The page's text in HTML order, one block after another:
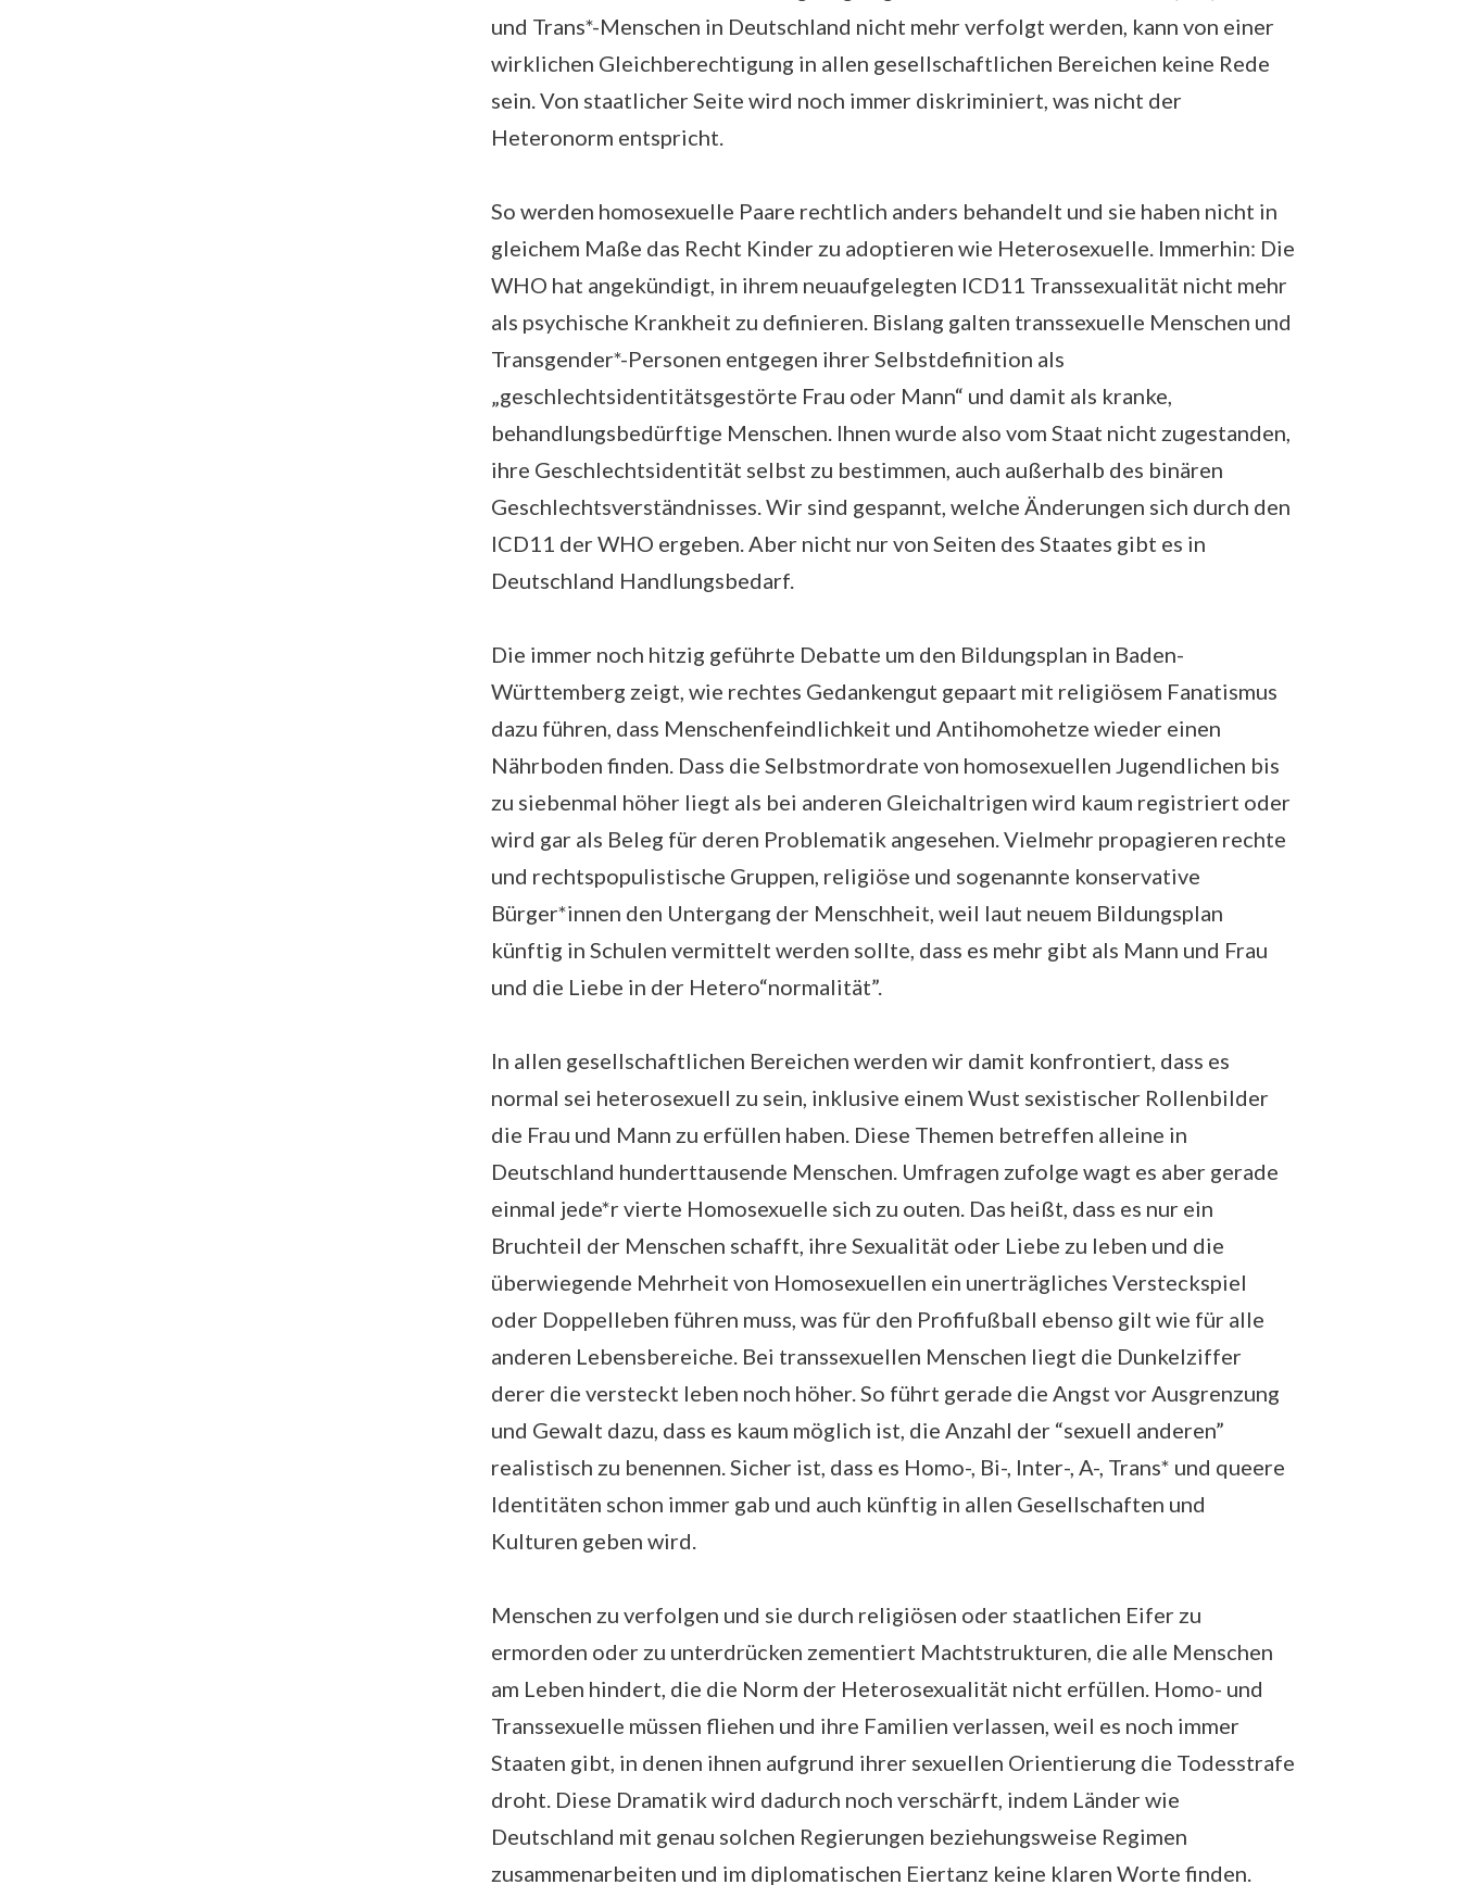
und Trans*-Menschen in Deutschland nicht mehr verfolgt werden, kann von einer
wirklichen Gleichberechtigung in allen gesellschaftlichen Bereichen keine Rede
sein. Von staatlicher Seite wird noch immer diskriminiert, was nicht der
Heteronorm entspricht.
So werden homosexuelle Paare rechtlich anders behandelt und sie haben nicht in
gleichem Maße das Recht Kinder zu adoptieren wie Heterosexuelle. Immerhin: Die
WHO hat angekündigt, in ihrem neuaufgelegten ICD11 Transsexualität nicht mehr
als psychische Krankheit zu definieren. Bislang galten transsexuelle Menschen und
Transgender*-Personen entgegen ihrer Selbstdefinition als
„geschlechtsidentitätsgestörte Frau oder Mann“ und damit als kranke,
behandlungsbedürftige Menschen. Ihnen wurde also vom Staat nicht zugestanden,
ihre Geschlechtsidentität selbst zu bestimmen, auch außerhalb des binären
Geschlechtsverständnisses. Wir sind gespannt, welche Änderungen sich durch den
ICD11 der WHO ergeben. Aber nicht nur von Seiten des Staates gibt es in
Deutschland Handlungsbedarf.
Die immer noch hitzig geführte Debatte um den Bildungsplan in Baden-
Württemberg zeigt, wie rechtes Gedankengut gepaart mit religiösem Fanatismus
dazu führen, dass Menschenfeindlichkeit und Antihomohetze wieder einen
Nährboden finden. Dass die Selbstmordrate von homosexuellen Jugendlichen bis
zu siebenmal höher liegt als bei anderen Gleichaltrigen wird kaum registriert oder
wird gar als Beleg für deren Problematik angesehen. Vielmehr propagieren rechte
und rechtspopulistische Gruppen, religiöse und sogenannte konservative
Bürger*innen den Untergang der Menschheit, weil laut neuem Bildungsplan
künftig in Schulen vermittelt werden sollte, dass es mehr gibt als Mann und Frau
und die Liebe in der Hetero“normalität”.
In allen gesellschaftlichen Bereichen werden wir damit konfrontiert, dass es
normal sei heterosexuell zu sein, inklusive einem Wust sexistischer Rollenbilder
die Frau und Mann zu erfüllen haben. Diese Themen betreffen alleine in
Deutschland hunderttausende Menschen. Umfragen zufolge wagt es aber gerade
einmal jede*r vierte Homosexuelle sich zu outen. Das heißt, dass es nur ein
Bruchteil der Menschen schafft, ihre Sexualität oder Liebe zu leben und die
überwiegende Mehrheit von Homosexuellen ein unerträgliches Versteckspiel
oder Doppelleben führen muss, was für den Profifußball ebenso gilt wie für alle
anderen Lebensbereiche. Bei transsexuellen Menschen liegt die Dunkelziffer
derer die versteckt leben noch höher. So führt gerade die Angst vor Ausgrenzung
und Gewalt dazu, dass es kaum möglich ist, die Anzahl der “sexuell anderen”
realistisch zu benennen. Sicher ist, dass es Homo-, Bi-, Inter-, A-, Trans* und queere
Identitäten schon immer gab und auch künftig in allen Gesellschaften und
Kulturen geben wird.
Menschen zu verfolgen und sie durch religiösen oder staatlichen Eifer zu
ermorden oder zu unterdrücken zementiert Machtstrukturen, die alle Menschen
am Leben hindert, die die Norm der Heterosexualität nicht erfüllen. Homo- und
Transsexuelle müssen fliehen und ihre Familien verlassen, weil es noch immer
Staaten gibt, in denen ihnen aufgrund ihrer sexuellen Orientierung die Todesstrafe
droht. Diese Dramatik wird dadurch noch verschärft, indem Länder wie
Deutschland mit genau solchen Regierungen beziehungsweise Regimen
zusammenarbeiten und im diplomatischen Eiertanz keine klaren Worte finden.